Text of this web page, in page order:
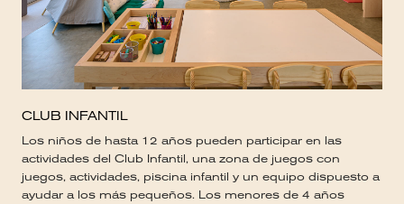
CLUB INFANTIL
Los niños de hasta 12 años pueden participar en las
actividades del Club Infantil, una zona de juegos con
juegos, actividades, piscina infantil y un equipo dispuesto a
ayudar a los más pequeños. Los menores de 4 años